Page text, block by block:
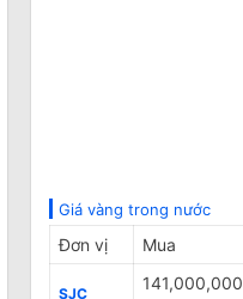
Giá vàng trong nước
Đơn vị Mua
SJC
141,000,000